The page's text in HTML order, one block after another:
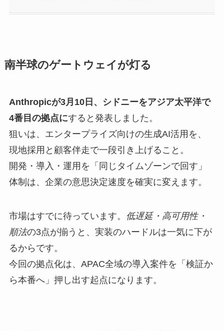
南半球のゲートウェイが灯る
Anthropicが3月10日、シドニーをアジア太平洋で
4番目の拠点にすると発表しました。
狙いは、エンタープライズ向けの生成AI活用を、
現地採用と顧客伴走で一段引き上げること。
開発・導入・運用を「同じタイムゾーンで回す」
体制は、企業の意思決定速度を確実に変えます。
市場はすでに待っています。 低遅延・高可用性・
順法の3点が揃うと、実装のハードルは一気に下が
るからです。
今回の拠点化は、APAC全域の導入案件を「検証か
ら本番へ」押し出す起点になります。